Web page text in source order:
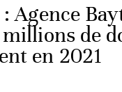
:Agence
de
en 2021